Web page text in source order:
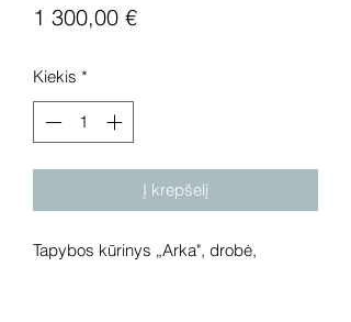
1 300,00 €Price
Kiekis *
Į krepšelį
Tapybos kūrinys „Arka", drobė,